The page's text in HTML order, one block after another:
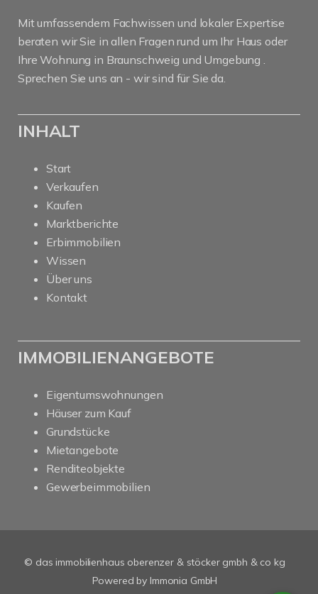
Mit umfassendem Fachwissen und lokaler Expertise
beraten wir Sie in allen Fragen rund um Ihr Haus oder
Ihre Wohnung in Braunschweig und Umgebung .
Sprechen Sie uns an - wir sind für Sie da.
INHALT
Start
Verkaufen
Kaufen
Marktberichte
Erbimmobilien
Wissen
Über uns
Kontakt
IMMOBILIENANGEBOTE
Eigentumswohnungen
Häuser zum Kauf
Grundstücke
Mietangebote
Renditeobjekte
Gewerbeimmobilien
© das immobilienhaus oberenzer & stöcker gmbh & co kg
Powered by Immonia GmbH